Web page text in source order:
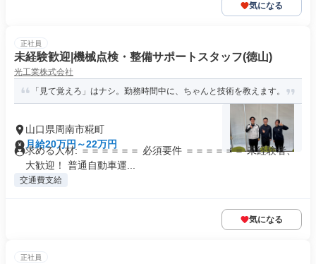
気になる
正社員
未経験歓迎|機械点検・整備サポートスタッフ(徳山)
光工業株式会社
「見て覚えろ」はナシ。勤務時間中に、ちゃんと技術を教えます。
山口県周南市糀町
月給20万円～22万円
求める人材: ＝＝＝＝＝＝ 必須要件 ＝＝＝＝＝＝ 未経験者、
大歓迎！ 普通自動車運...
交通費支給
気になる
正社員